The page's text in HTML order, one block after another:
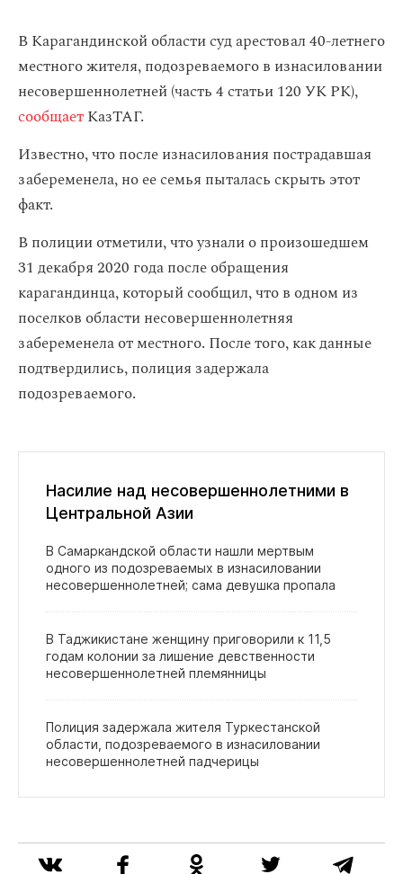
В Карагандинской области суд арестовал 40-летнего
местного жителя, подозреваемого в изнасиловании
несовершеннолетней (часть 4 статьи 120 УК РК),
сообщаетКазТАГ.
Известно, что после изнасилования пострадавшая
забеременела, но ее семья пыталась скрыть этот
факт.
В полиции отметили, что узнали о произошедшем
31 декабря 2020 года после обращения
карагандинца, который сообщил, что в одном из
поселков области несовершеннолетняя
забеременела от местного. После того, как данные
подтвердились, полиция задержала
подозреваемого.
Насилие над несовершеннолетними в
Центральной Азии
В Самаркандской области нашли мертвым
одного из подозреваемых в изнасиловании
несовершеннолетней; сама девушка пропала
В Таджикистане женщину приговорили к 11,5
годам колонии за лишение девственности
несовершеннолетней племянницы
Полиция задержала жителя Туркестанской
области, подозреваемого в изнасиловании
несовершеннолетней падчерицы